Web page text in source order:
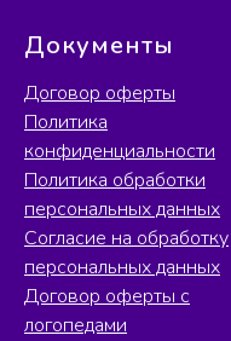
Документы
Договор оферты
Политика
конфиденциальности
Политика обработки
персональных данных
Согласие на обработку
персональных данных
Договор оферты с
логопедами